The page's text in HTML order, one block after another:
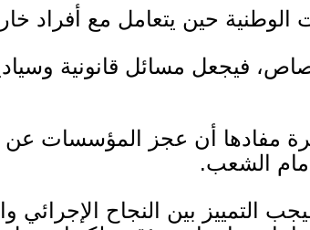
حين يتعامل مع أفراد
فيجعل مسائل قانونية
مفادها أن عجز المؤسسات عن
أمام الشعب.
التمييز بين النجاح الإجرائي